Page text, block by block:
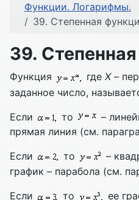
Функции. Логарифмы.
39. Степенная
39.
Функция где Х–
заданное число,
Если
то
–
прямая линия (см.
Если
то
–
график – парабола (см.
Если
то
ее